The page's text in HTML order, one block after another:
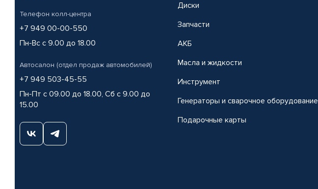
Телефон колл-центра
+7 949 00-00-550
Пн-Вс с 9.00 до 18.00
Автосалон (отдел продаж автомобилей)
+7 949 503-45-55
Пн-Пт с 09.00 до 18.00, Сб с 9.00 до
15.00
Диски
Запчасти
АКБ
Масла и жидкости
Инструмент
Генераторы и сварочное оборудование
Подарочные карты